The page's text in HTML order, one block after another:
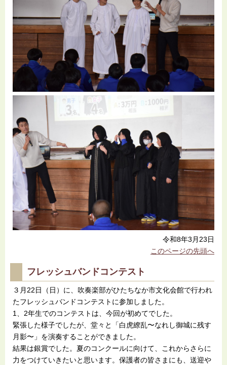
令和8年3月23日
このページの先頭へ
フレッシュバンドコンテスト
３月22日（日）に、吹奏楽部がひたちなか市文化会館で行われ
たフレッシュバンドコンテストに参加しました。
1、2年生でのコンテストは、今回が初めてでした。
緊張した様子でしたが、堂々と「白虎繚乱〜なれし御城に残す
月影〜」を演奏することができました。
結果は銀賞でした。夏のコンクールに向けて、これからさらに
力をつけていきたいと思います。保護者の皆さまにも、送迎や